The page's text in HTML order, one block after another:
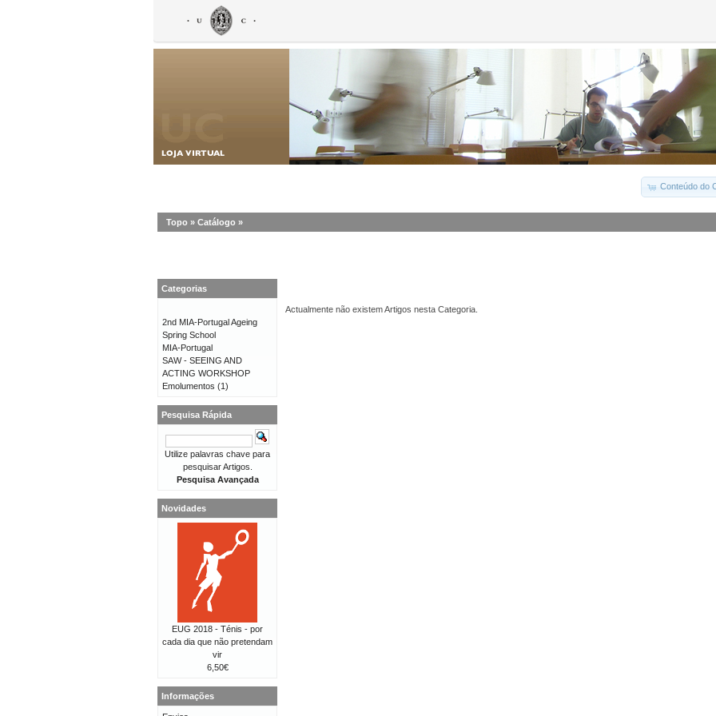
Conteúdo do
Topo » Catálogo »
Actualmente não existem Artigos nesta Categoria.
Categorias
2nd MIA-Portugal Ageing
Spring School
MIA-Portugal
SAW - SEEING AND
ACTING WORKSHOP
Emolumentos (1)
Pesquisa Rápida
Utilize palavras chave para
pesquisar Artigos.
Pesquisa Avançada
Novidades
EUG 2018 - Ténis - por
cada dia que não pretendam
vir
6,50€
Informações